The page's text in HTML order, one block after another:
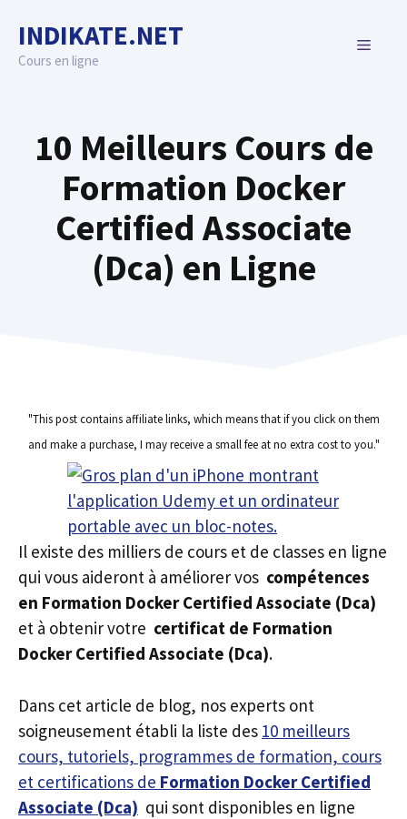
content
INDIKATE.NET
Cours en ligne
MENU
10 Meilleurs Cours de
Formation Docker
Certified Associate
(Dca) en Ligne
"This post contains affiliate links, which means that if you click on them
and make a purchase, I may receive a small fee at no extra cost to you."
Il existe des milliers de cours et de classes en ligne
qui vous aideront à améliorer vos compétences
en Formation Docker Certified Associate (Dca)
et à obtenir votre certificat de Formation
Docker Certified Associate (Dca).
Dans cet article de blog, nos experts ont
soigneusement établi la liste des 10 meilleurs
cours, tutoriels, programmes de formation, cours
et certifications de Formation Docker Certified
Associate (Dca) qui sont disponibles en ligne